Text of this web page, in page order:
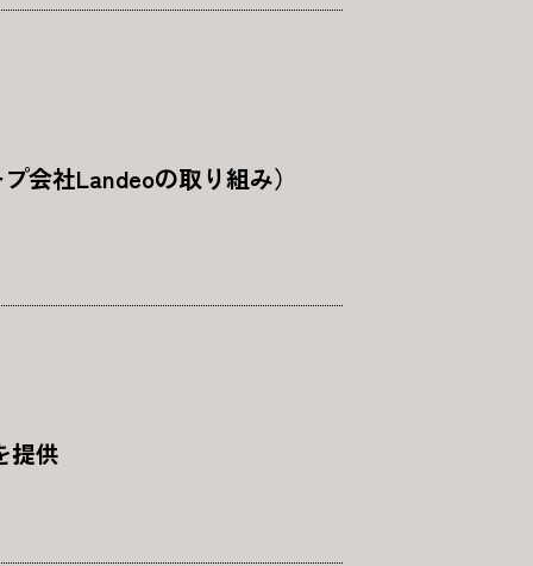
会社Landeoの取り組み）
提供